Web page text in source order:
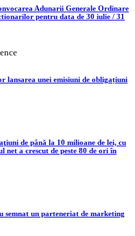
Adunarii Generale Ordinare
pentru data de 30 iulie / 31
lansarea unei emisiuni de obligațiuni
de până la 10 milioane de lei, cu
net a crescut de peste 80 de ori în
semnat un parteneriat de marketing